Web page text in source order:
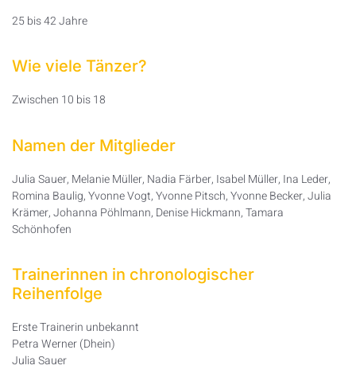
25 bis 42 Jahre
Wie viele Tänzer?
Zwischen 10 bis 18
Namen der Mitglieder
Julia Sauer, Melanie Müller, Nadia Färber, Isabel Müller, Ina Leder,
Romina Baulig, Yvonne Vogt, Yvonne Pitsch, Yvonne Becker, Julia
Krämer, Johanna Pöhlmann, Denise Hickmann, Tamara
Schönhofen
Trainerinnen in chronologischer
Reihenfolge
Erste Trainerin unbekannt
Petra Werner (Dhein)
Julia Sauer